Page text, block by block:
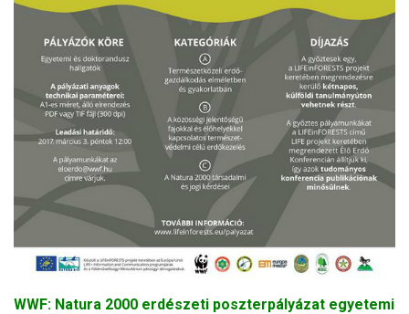
WWF: Natura 2000 erdészeti poszterpályázat egyetemi